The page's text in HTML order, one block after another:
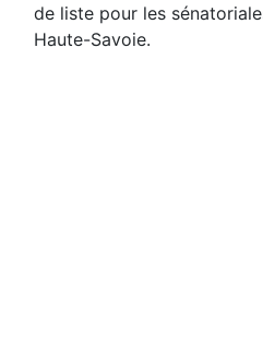
de liste pour les
Haute-Savoie.